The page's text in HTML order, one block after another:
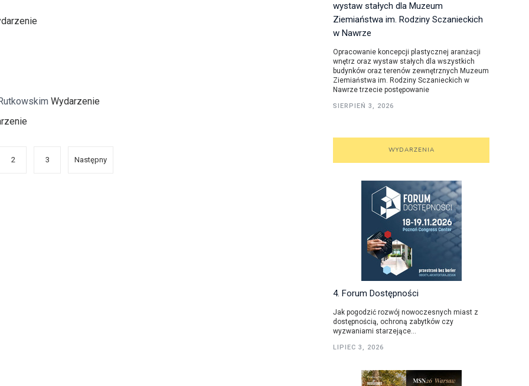
Wydarzenie
2 3 Następny
wystaw stałych dla Muzeum
Ziemiaństwa im. Rodziny Sczanieckich
w Nawrze
Opracowanie koncepcji plastycznej aranżacji
wnętrz oraz wystaw stałych dla wszystkich
budynków oraz terenów zewnętrznych Muzeum
Ziemiaństwa im. Rodziny Sczanieckich w
Nawrze trzecie postępowanie
SIERPIEŃ 3, 2026
WYDARZENIA
4. Forum Dostępności
Jak pogodzić rozwój nowoczesnych miast z
dostępnością, ochroną zabytków czy
wyzwaniami starzejące...
LIPIEC 3, 2026